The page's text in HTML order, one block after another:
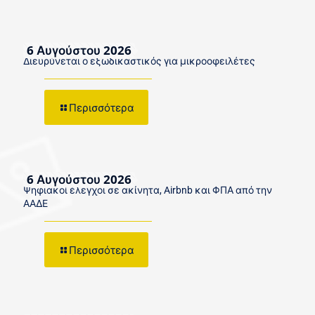
6 Αυγούστου 2026
Διευρύνεται ο εξωδικαστικός για μικροοφειλέτες
Περισσότερα
6 Αυγούστου 2026
Ψηφιακοί έλεγχοι σε ακίνητα, Airbnb και ΦΠΑ από την
ΑΑΔΕ
Περισσότερα